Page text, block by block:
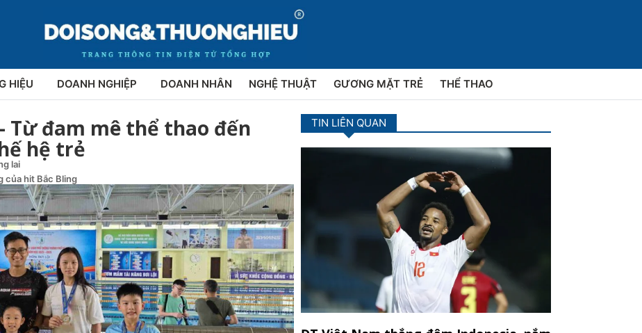
HIỆU DOANH NGHIỆP DOANH NHÂN NGHỆ THUẬT GƯƠNG MẶT TRẺ THỂ THAO
Từ đam mê thể thao đến
hệ trẻ
lai
của hit Bắc Bling
TIN LIÊN QUAN